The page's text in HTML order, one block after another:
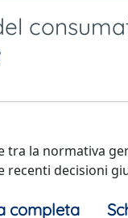
la normativa
recenti decisioni
completa